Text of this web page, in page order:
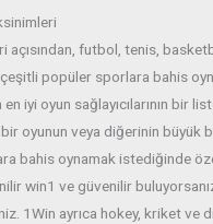
açısından, futbol, ​​​​tenis,
popüler sporlara bahis
iyi oyun sağlayıcılarının bir
oyunun veya diğerinin büyük
bahis oynamak istediğinde
win1 ve güvenilir
1Win ayrıca hokey, kriket ve